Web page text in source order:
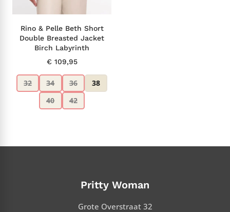
Rino & Pelle Beth Short
Double Breasted Jacket
Birch Labyrinth
€ 109,95
32 34 36
38
40
42
Pritty Woman
Grote Overstraat 32